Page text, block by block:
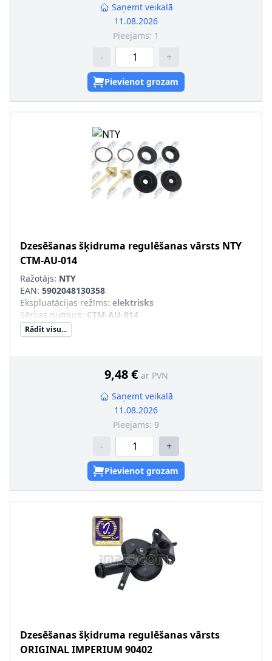
Saņemt veikalā
11.08.2026
Pieejams: 1
- +
Pievienot grozam
Dzesēšanas šķidruma regulēšanas vārsts NTY
CTM-AU-014
Ražotājs: NTY
EAN: 5902048130358
Ekspluatācijas režīms: elektrisks
Sērijas numurs: CTM-AU-014
Rādīt visu...
9,48 € ar PVN
Saņemt veikalā
11.08.2026
Pieejams: 9
- +
Pievienot grozam
Dzesēšanas šķidruma regulēšanas vārsts
ORIGINAL IMPERIUM 90402